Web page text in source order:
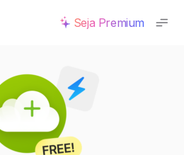
Seja Premium